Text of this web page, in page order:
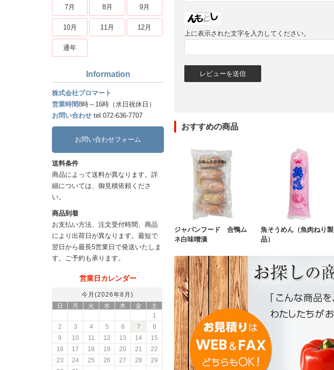
上に表示された文字を入力してください。
おすすめの商品
ジャパンフード 合鴨ム
ネ白味噌漬
魚そうめん（魚肉ねり製
品）
7月 8月 9月
10月 11月 12月
通年
Information
株式会社プロマート
営業時間8時～16時（水日祝休日）
お問い合わせ tel.072-636-7707
お問い合わせフォーム
送料条件
商品によって送料が異なります。詳
細については、御見積依頼くださ
い。
商品到着
お支払い方法、注文受付時間、商品
により出荷日が異なります。最短で
翌日から最長5営業日で発送いたしま
す。ご予約も承ります。
営業日カレンダー
今月(2026年8月)
日
月 火 水 木 金
土
1
2
3 4 5 6 7
8
9
10 11 12 13 14
15
16
17 18 19 20 21
22
23
24 25 26 27 28
29